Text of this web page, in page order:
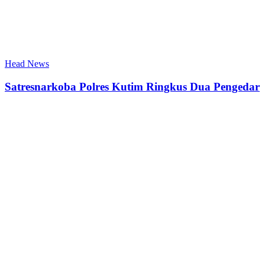
Head News
Satresnarkoba Polres Kutim Ringkus Dua Pengedar